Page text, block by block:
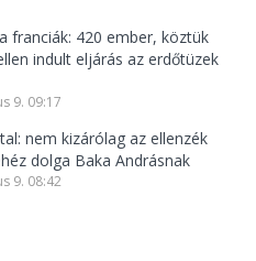
franciák: 420 ember, köztük
indult eljárás az erdőtüzek
9. 09:17
nem kizárólag az ellenzék
dolga Baka Andrásnak
9. 08:42